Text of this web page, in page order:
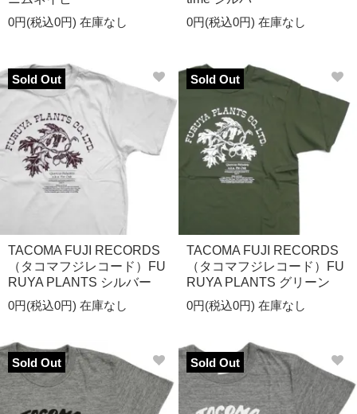
0円(税込0円) 在庫なし
0円(税込0円) 在庫なし
Sold Out
TACOMA FUJI RECORDS
（タコマフジレコード）FU
RUYA PLANTS シルバー
0円(税込0円) 在庫なし
Sold Out
TACOMA FUJI RECORDS
（タコマフジレコード）FU
RUYA PLANTS グリーン
0円(税込0円) 在庫なし
Sold Out Sold Out